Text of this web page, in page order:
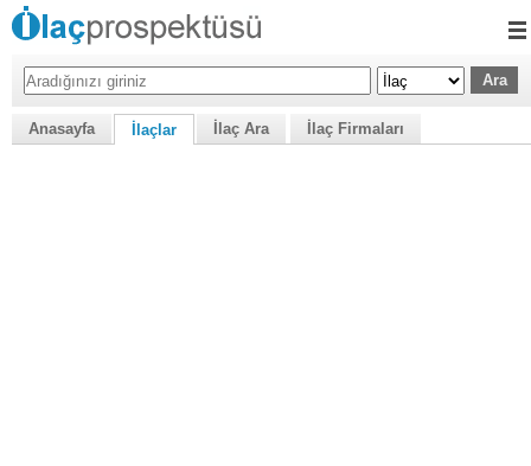
Anasayfa İlaçlar İlaç Ara İlaç Firmaları